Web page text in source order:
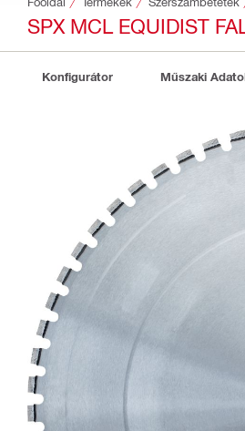
SPX MCL EQUIDIST
Konfigurátor Műszaki